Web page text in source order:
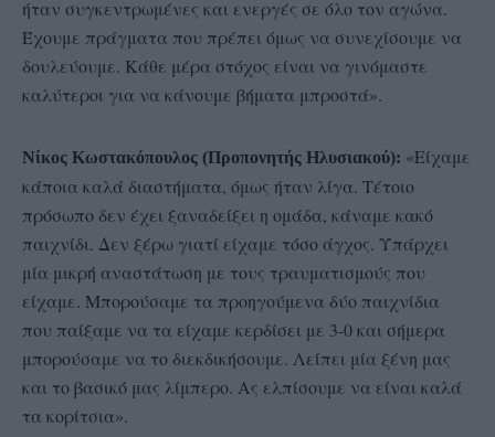
ήταν συγκεντρωμένες και ενεργές σε όλο τον αγώνα.
Έχουμε πράγματα που πρέπει όμως να συνεχίσουμε να
δουλεύουμε. Κάθε μέρα στόχος είναι να γινόμαστε
καλύτεροι για να κάνουμε βήματα μπροστά».
Νίκος Κωστακόπουλος (Προπονητής Ηλυσιακού): «Είχαμε
κάποια καλά διαστήματα, όμως ήταν λίγα. Τέτοιο
πρόσωπο δεν έχει ξαναδείξει η ομάδα, κάναμε κακό
παιχνίδι. Δεν ξέρω γιατί είχαμε τόσο άγχος. Υπάρχει
μία μικρή αναστάτωση με τους τραυματισμούς που
είχαμε. Μπορούσαμε τα προηγούμενα δύο παιχνίδια
που παίξαμε να τα είχαμε κερδίσει με 3-0 και σήμερα
μπορούσαμε να το διεκδικήσουμε. Λείπει μία ξένη μας
και το βασικό μας λίμπερο. Ας ελπίσουμε να είναι καλά
τα κορίτσια».